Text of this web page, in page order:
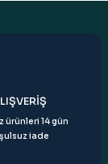
ürünleri 14 gün
iade